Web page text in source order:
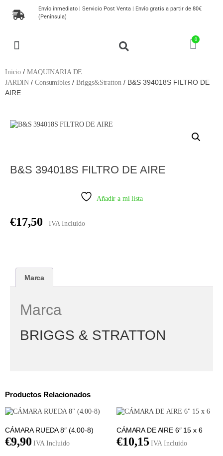
Envío inmediato | Servicio Post Venta | Envío gratis a partir de 80€
(Península)
Inicio /MAQUINARIA DE
JARDIN /Consumibles/ Briggs&Stratton / B&S 394018S FILTRO DE
AIRE
B&S 394018S FILTRO DE AIRE
Añadir a mi lista
€17,50 IVA Incluido
Marca
Marca
BRIGGS & STRATTON
Productos Relacionados
CÁMARA RUEDA 8″ (4.00-8)
€9,90 IVA Incluido
CÁMARA DE AIRE 6″ 15 x 6
€10,15 IVA Incluido